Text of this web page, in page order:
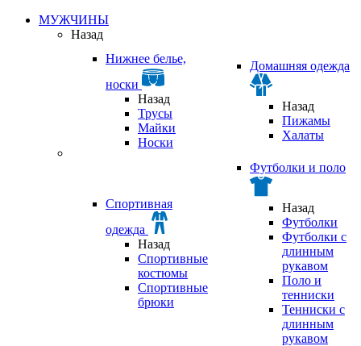
МУЖЧИНЫ
Назад
Нижнее белье,
носки
Назад
Трусы
Майки
Носки
Домашняя одежда
Назад
Пижамы
Халаты
Спортивная
одежда
Назад
Спортивные
костюмы
Спортивные
брюки
Футболки и поло
Назад
Футболки
Футболки с
длинным
рукавом
Поло и
тенниски
Тенниски с
длинным
рукавом